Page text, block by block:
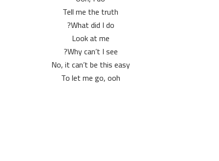
Tell me the truth
What did I do?
Look at me
Why can’t I see?
No, it can’t be this easy
To let me go, ooh